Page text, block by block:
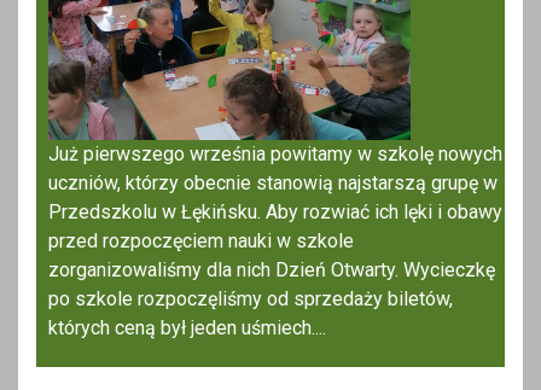
Już pierwszego września powitamy w szkolę nowych
uczniów, którzy obecnie stanowią najstarszą grupę w
Przedszkolu w Łękińsku. Aby rozwiać ich lęki i obawy
przed rozpoczęciem nauki w szkole
zorganizowaliśmy dla nich Dzień Otwarty. Wycieczkę
po szkole rozpoczęliśmy od sprzedaży biletów,
których ceną był jeden uśmiech....